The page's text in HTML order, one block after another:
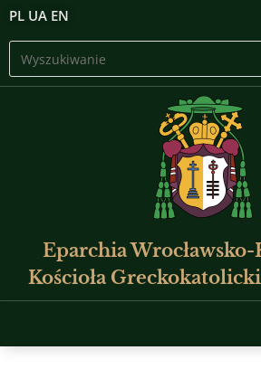
PL UA EN
Eparchia Wrocławsko-
Kościoła